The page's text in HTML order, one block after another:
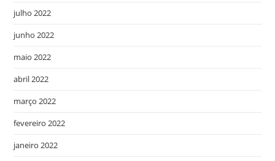
julho 2022
junho 2022
maio 2022
abril 2022
março 2022
fevereiro 2022
janeiro 2022